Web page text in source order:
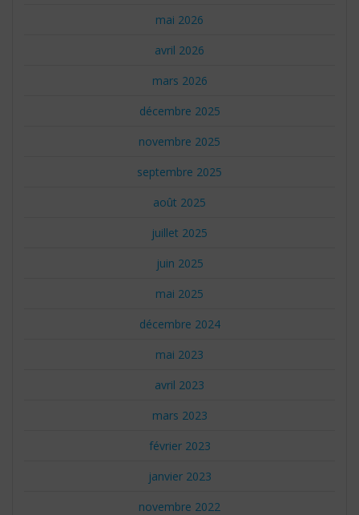
mai 2026
avril 2026
mars 2026
décembre 2025
novembre 2025
septembre 2025
août 2025
juillet 2025
juin 2025
mai 2025
décembre 2024
mai 2023
avril 2023
mars 2023
février 2023
janvier 2023
novembre 2022